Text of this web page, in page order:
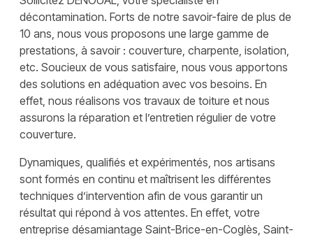
décontamination. Forts de notre savoir-faire de plus de
10 ans, nous vous proposons une large gamme de
prestations, à savoir : couverture, charpente, isolation,
etc. Soucieux de vous satisfaire, nous vous apportons
des solutions en adéquation avec vos besoins. En
effet, nous réalisons vos travaux de toiture et nous
assurons la réparation et l’entretien régulier de votre
couverture.
Dynamiques, qualifiés et expérimentés, nos artisans
sont formés en continu et maîtrisent les différentes
techniques d’intervention afin de vous garantir un
résultat qui répond à vos attentes. En effet, votre
entreprise désamiantage Saint-Brice-en-Coglès, Saint-